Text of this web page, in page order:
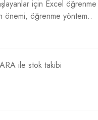
için Excel
önemi, öğrenme yöntem..
ile stok takibi